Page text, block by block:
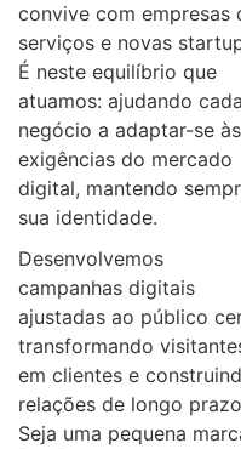
convive com empresas
serviços e novas
É neste equilíbrio que
atuamos: ajudando cada
negócio a adaptar-se às
exigências do mercado
digital, mantendo
sua identidade.
Desenvolvemos
campanhas digitais
ajustadas ao público
transformando
em clientes e
relações de longo
Seja uma pequena